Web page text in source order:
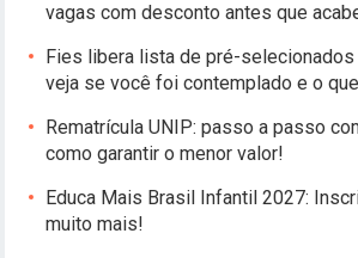
vagas com desconto antes que
Fies libera lista de pré-
veja se você foi contemplado e o
Rematrícula UNIP: passo a passo
como garantir o menor valor!
Educa Mais Brasil Infantil 2027:
muito mais!